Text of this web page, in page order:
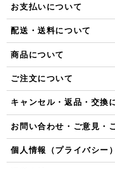
お支払いについて
配送・送料について
商品について
ご注文について
キャンセル・返品・交換
お問い合わせ・ご意見・
個人情報（プライバシー